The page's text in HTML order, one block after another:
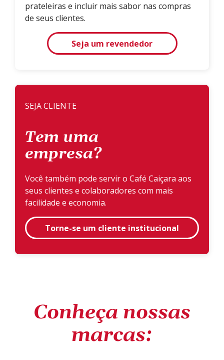
prateleiras e incluir mais sabor nas compras
de seus clientes.
Seja um revendedor
SEJA CLIENTE
Tem uma
empresa?
Você também pode servir o Café Caiçara aos
seus clientes e colaboradores com mais
facilidade e economia.
Torne-se um cliente institucional
Conheça nossas
marcas: